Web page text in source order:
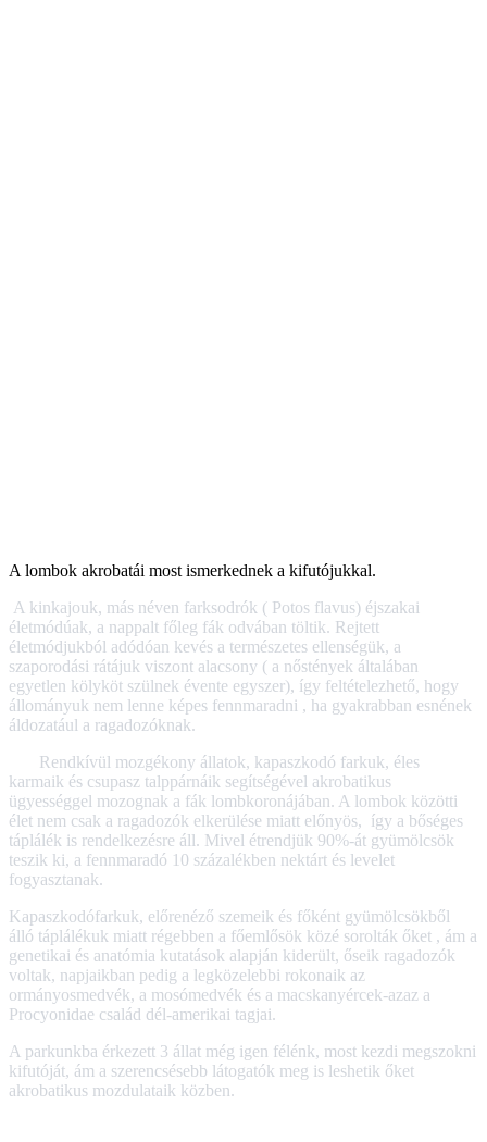
A lombok akrobatái most ismerkednek a kifutójukkal.
A kinkajouk, más néven farksodrók ( Potos flavus) éjszakai
életmódúak, a nappalt főleg fák odvában töltik. Rejtett
életmódjukból adódóan kevés a természetes ellenségük, a
szaporodási rátájuk viszont alacsony ( a nőstények általában
egyetlen kölyköt szülnek évente egyszer), így feltételezhető, hogy
állományuk nem lenne képes fennmaradni , ha gyakrabban esnének
áldozatául a ragadozóknak.
Rendkívül mozgékony állatok, kapaszkodó farkuk, éles
karmaik és csupasz talppárnáik segítségével akrobatikus
ügyességgel mozognak a fák lombkoronájában. A lombok közötti
élet nem csak a ragadozók elkerülése miatt előnyös, így a bőséges
táplálék is rendelkezésre áll. Mivel étrendjük 90%-át gyümölcsök
teszik ki, a fennmaradó 10 százalékben nektárt és levelet
fogyasztanak.
Kapaszkodófarkuk, előrenéző szemeik és főként gyümölcsökből
álló táplálékuk miatt régebben a főemlősök közé sorolták őket , ám a
genetikai és anatómia kutatások alapján kiderült, őseik ragadozók
voltak, napjaikban pedig a legközelebbi rokonaik az
ormányosmedvék, a mosómedvék és a macskanyércek-azaz a
Procyonidae család dél-amerikai tagjai.
A parkunkba érkezett 3 állat még igen félénk, most kezdi megszokni
kifutóját, ám a szerencsésebb látogatók meg is leshetik őket
akrobatikus mozdulataik közben.